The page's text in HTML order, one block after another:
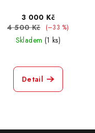
3 000 Kč
4 500 Kč
(–33 %)
Skladem (1 ks)
Detail